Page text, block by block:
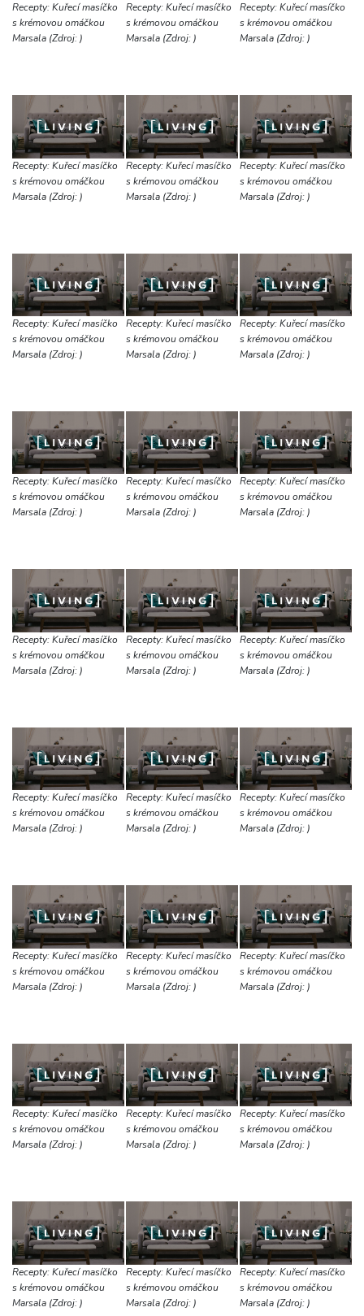
Recepty: Kuřecí masíčko
s krémovou omáčkou
Marsala (Zdroj: )
Recepty: Kuřecí masíčko
s krémovou omáčkou
Marsala (Zdroj: )
Recepty: Kuřecí masíčko
s krémovou omáčkou
Marsala (Zdroj: )
Recepty: Kuřecí masíčko
s krémovou omáčkou
Marsala (Zdroj: )
Recepty: Kuřecí masíčko
s krémovou omáčkou
Marsala (Zdroj: )
Recepty: Kuřecí masíčko
s krémovou omáčkou
Marsala (Zdroj: )
Recepty: Kuřecí masíčko
s krémovou omáčkou
Marsala (Zdroj: )
Recepty: Kuřecí masíčko
s krémovou omáčkou
Marsala (Zdroj: )
Recepty: Kuřecí masíčko
s krémovou omáčkou
Marsala (Zdroj: )
Recepty: Kuřecí masíčko
s krémovou omáčkou
Marsala (Zdroj: )
Recepty: Kuřecí masíčko
s krémovou omáčkou
Marsala (Zdroj: )
Recepty: Kuřecí masíčko
s krémovou omáčkou
Marsala (Zdroj: )
Recepty: Kuřecí masíčko
s krémovou omáčkou
Marsala (Zdroj: )
Recepty: Kuřecí masíčko
s krémovou omáčkou
Marsala (Zdroj: )
Recepty: Kuřecí masíčko
s krémovou omáčkou
Marsala (Zdroj: )
Recepty: Kuřecí masíčko
s krémovou omáčkou
Marsala (Zdroj: )
Recepty: Kuřecí masíčko
s krémovou omáčkou
Marsala (Zdroj: )
Recepty: Kuřecí masíčko
s krémovou omáčkou
Marsala (Zdroj: )
Recepty: Kuřecí masíčko
s krémovou omáčkou
Marsala (Zdroj: )
Recepty: Kuřecí masíčko
s krémovou omáčkou
Marsala (Zdroj: )
Recepty: Kuřecí masíčko
s krémovou omáčkou
Marsala (Zdroj: )
Recepty: Kuřecí masíčko
s krémovou omáčkou
Marsala (Zdroj: )
Recepty: Kuřecí masíčko
s krémovou omáčkou
Marsala (Zdroj: )
Recepty: Kuřecí masíčko
s krémovou omáčkou
Marsala (Zdroj: )
Recepty: Kuřecí masíčko
s krémovou omáčkou
Marsala (Zdroj: )
Recepty: Kuřecí masíčko
s krémovou omáčkou
Marsala (Zdroj: )
Recepty: Kuřecí masíčko
s krémovou omáčkou
Marsala (Zdroj: )